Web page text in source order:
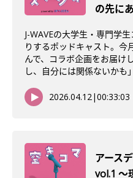
の先に
J-WAVEの大学生・専門学
りするポッドキャスト。今
んで、コラボ企画をお届け
し、自分には関係ないかも
2026.04.12|00:33:03
アース
vol.1 〜